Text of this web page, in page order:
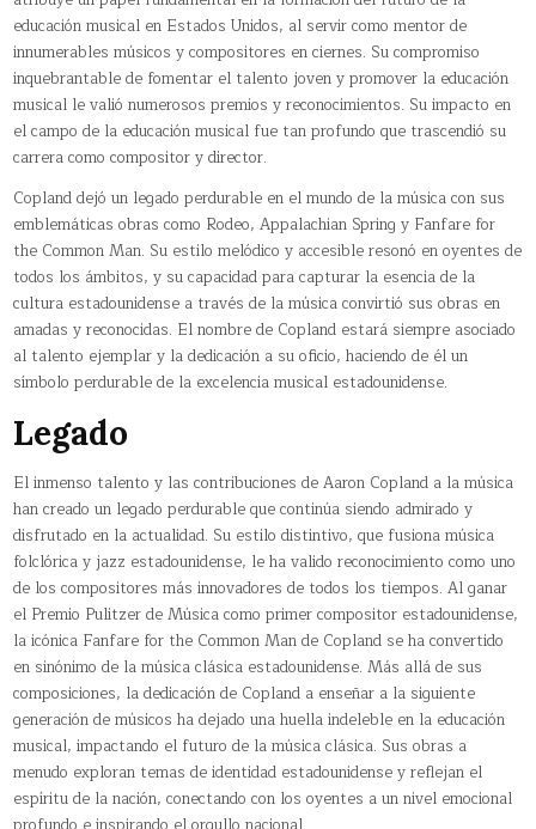
educación musical en Estados Unidos, al servir como mentor de
innumerables músicos y compositores en ciernes. Su compromiso
inquebrantable de fomentar el talento joven y promover la educación
musical le valió numerosos premios y reconocimientos. Su impacto en
el campo de la educación musical fue tan profundo que trascendió su
carrera como compositor y director.
Copland dejó un legado perdurable en el mundo de la música con sus
emblemáticas obras como Rodeo, Appalachian Spring y Fanfare for
the Common Man. Su estilo melódico y accesible resonó en oyentes de
todos los ámbitos, y su capacidad para capturar la esencia de la
cultura estadounidense a través de la música convirtió sus obras en
amadas y reconocidas. El nombre de Copland estará siempre asociado
al talento ejemplar y la dedicación a su oficio, haciendo de él un
símbolo perdurable de la excelencia musical estadounidense.
Legado
El inmenso talento y las contribuciones de Aaron Copland a la música
han creado un legado perdurable que continúa siendo admirado y
disfrutado en la actualidad. Su estilo distintivo, que fusiona música
folclórica y jazz estadounidense, le ha valido reconocimiento como uno
de los compositores más innovadores de todos los tiempos. Al ganar
el Premio Pulitzer de Música como primer compositor estadounidense,
la icónica Fanfare for the Common Man de Copland se ha convertido
en sinónimo de la música clásica estadounidense. Más allá de sus
composiciones, la dedicación de Copland a enseñar a la siguiente
generación de músicos ha dejado una huella indeleble en la educación
musical, impactando el futuro de la música clásica. Sus obras a
menudo exploran temas de identidad estadounidense y reflejan el
espíritu de la nación, conectando con los oyentes a un nivel emocional